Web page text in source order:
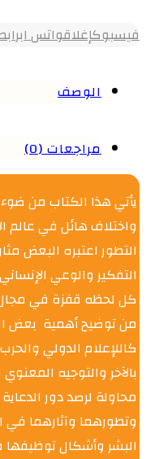
فيسبوكإغلاقواتس اب
الوصف
مراجعات (0)
يأتي هذا الكتاب من
واختلاف هائل في عالم
التطور اعتبره البعض
التفكير والوعي
كل لحظه قفزة في مجال
من توضيح أهمية بعض
كاللإعلام الدولي
بالآخر والتوجيه
محاولة لرصد دور
وتطورهما وآثارهما في
البشر وأشكال